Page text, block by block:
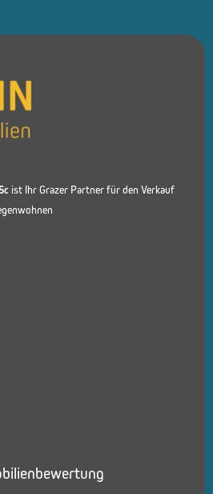
ist Ihr Grazer Partner für den Verkauf